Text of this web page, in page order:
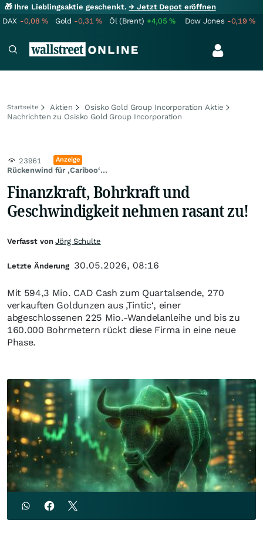
🎁 Ihre Lieblingsaktie geschenkt.→ Jetzt Depot eröffnen
DAX -0,08% Gold -0,31% Öl (Brent) +4,05% Dow Jones -0,19%
Startseite Aktien
Osisko Gold Group Incorporation Aktie
Nachrichten zu Osisko Gold Group Incorporation
Rückenwind für ‚Cariboo‘...
23961 Anzeige
Finanzkraft, Bohrkraft und
Geschwindigkeit nehmen rasant zu!
Mit 594,3 Mio. CAD Cash zum Quartalsende, 270
verkauften Goldunzen aus ‚Tintic‘, einer
abgeschlossenen 225 Mio.-Wandelanleihe und bis zu
160.000 Bohrmetern rückt diese Firma in eine neue
Phase.
Verfasst vonJörg Schulte
Letzte Änderung 30.05.2026, 08:16